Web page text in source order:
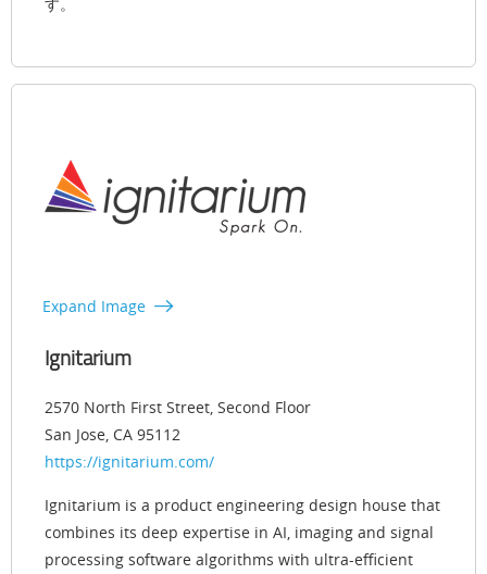
Expand Image
Ignitarium
2570 North First Street, Second Floor
San Jose, CA 95112
https://ignitarium.com/
Ignitarium is a product engineering design house that
combines its deep expertise in AI, imaging and signal
processing software algorithms with ultra-efficient